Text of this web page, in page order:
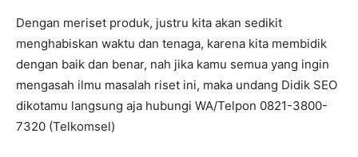
Dengan meriset produk, justru kita akan sedikit
menghabiskan waktu dan tenaga, karena kita membidik
dengan baik dan benar, nah jika kamu semua yang ingin
mengasah ilmu masalah riset ini, maka undang Didik SEO
dikotamu langsung aja hubungi WA/Telpon 0821-3800-
7320 (Telkomsel)